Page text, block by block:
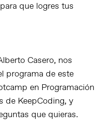
que logres tus
Casero, nos
programa de este
en Programación
de KeepCoding, y
que quieras.